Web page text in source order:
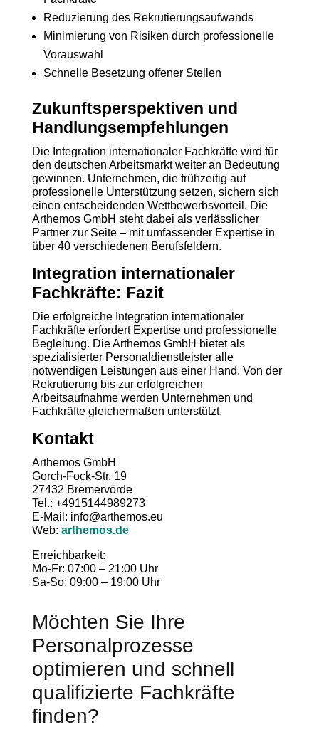
Reduzierung des Rekrutierungsaufwands
Minimierung von Risiken durch professionelle
Vorauswahl
Schnelle Besetzung offener Stellen
Zukunftsperspektiven und
Handlungsempfehlungen
Die Integration internationaler Fachkräfte wird für
den deutschen Arbeitsmarkt weiter an Bedeutung
gewinnen. Unternehmen, die frühzeitig auf
professionelle Unterstützung setzen, sichern sich
einen entscheidenden Wettbewerbsvorteil. Die
Arthemos GmbH steht dabei als verlässlicher
Partner zur Seite – mit umfassender Expertise in
über 40 verschiedenen Berufsfeldern.
Integration internationaler
Fachkräfte: Fazit
Die erfolgreiche Integration internationaler
Fachkräfte erfordert Expertise und professionelle
Begleitung. Die Arthemos GmbH bietet als
spezialisierter Personaldienstleister alle
notwendigen Leistungen aus einer Hand. Von der
Rekrutierung bis zur erfolgreichen
Arbeitsaufnahme werden Unternehmen und
Fachkräfte gleichermaßen unterstützt.
Kontakt
Arthemos GmbH
Gorch-Fock-Str. 19
27432 Bremervörde
Tel.: +4915144989273
E-Mail: info@arthemos.eu
Web: arthemos.de
Erreichbarkeit:
Mo-Fr: 07:00 – 21:00 Uhr
Sa-So: 09:00 – 19:00 Uhr
Möchten Sie Ihre
Personalprozesse
optimieren und schnell
qualifizierte Fachkräfte
finden?